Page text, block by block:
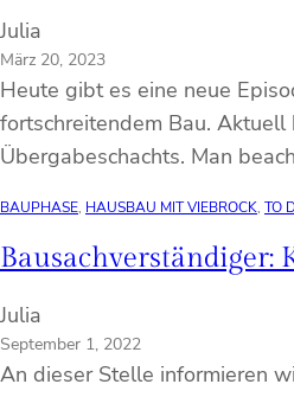
Julia
März 20, 2023
Heute gibt es eine neue
fortschreitendem Bau.
Übergabeschachts. Man
BAUPHASE, HAUSBAU MIT VIEBROCK, TO
Julia
September 1, 2022
An dieser Stelle informieren